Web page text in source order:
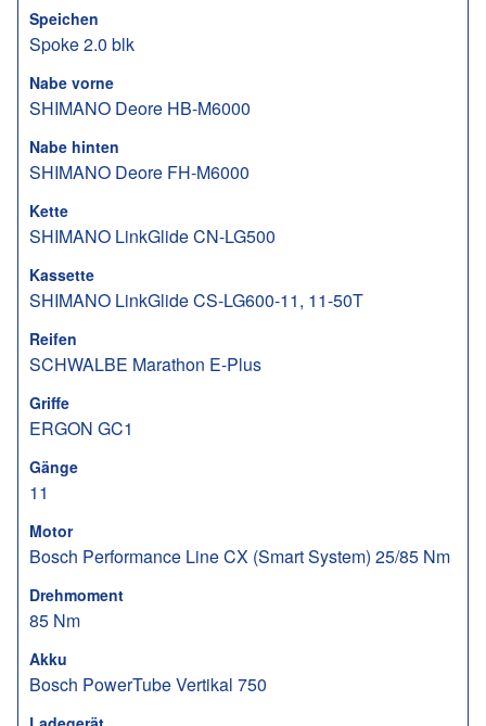
Speichen
Spoke 2.0 blk
Nabe vorne
SHIMANO Deore HB-M6000
Nabe hinten
SHIMANO Deore FH-M6000
Kette
SHIMANO LinkGlide CN-LG500
Kassette
SHIMANO LinkGlide CS-LG600-11, 11-50T
Reifen
SCHWALBE Marathon E-Plus
Griffe
ERGON GC1
Gänge
11
Motor
Bosch Performance Line CX (Smart System) 25/85 Nm
Drehmoment
85 Nm
Akku
Bosch PowerTube Vertikal 750